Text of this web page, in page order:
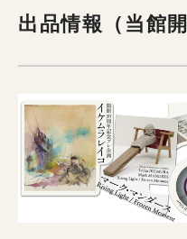
出品情報（当館開